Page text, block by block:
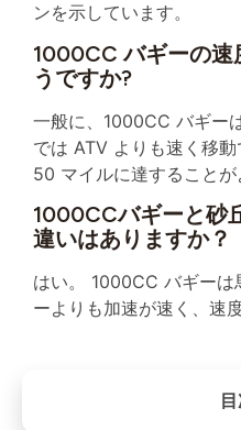
ンを示しています。
1000CC バギーの
うですか?
一般に、1000CC バギー
では ATV よりも速く移
50 マイルに達することが
1000CCバギーと砂
違いはありますか？
はい。 1000CC バギー
ーよりも加速が速く、速